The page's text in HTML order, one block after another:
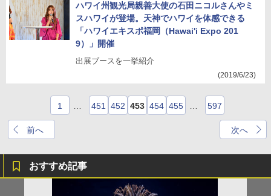
ハワイ州観光局親善大使の石田ニコルさんやミ
スハワイが登場。天神でハワイを体感できる
「ハワイエキスポ福岡（Hawai'i Expo 201
9）」開催
出展ブースを一挙紹介
(2019/6/23)
前へ
1 451 452 453 454 455 597
次へ
おすすめ記事